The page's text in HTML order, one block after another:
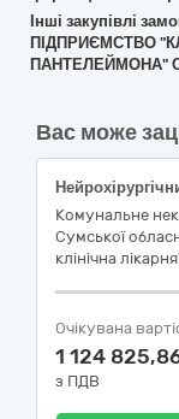
Інші закупівлі
ПІДПРИЄМСТВО
ПАНТЕЛЕЙМОНА"
Вас може
Комунальне
Сумської
клінічна
Очікувана
1 124
з ПДВ